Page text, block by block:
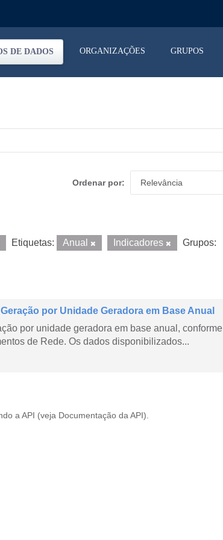
DE DADOS ORGANIZAÇÕES GRUPOS
Ordenar por
Etiquetas: Anual Indicadores
Grupos:
por Unidade Geradora em Base Anual
por unidade geradora em base anual, conforme
de Rede. Os dados disponibilizados...
a API (veja Documentação da API ).